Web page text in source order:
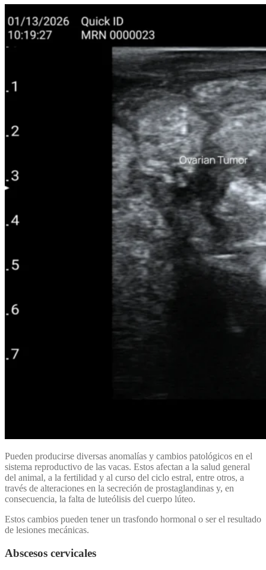
Pueden producirse diversas anomalías y cambios patológicos en el
sistema reproductivo de las vacas. Estos afectan a la salud general
del animal, a la fertilidad y al curso del ciclo estral, entre otros, a
través de alteraciones en la secreción de prostaglandinas y, en
consecuencia, la falta de luteólisis del cuerpo lúteo.
Estos cambios pueden tener un trasfondo hormonal o ser el resultado
de lesiones mecánicas.
Abscesos cervicales